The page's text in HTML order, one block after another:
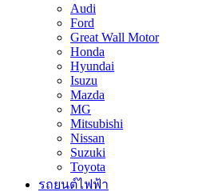
Audi
Ford
Great Wall Motor
Honda
Hyundai
Isuzu
Mazda
MG
Mitsubishi
Nissan
Suzuki
Toyota
รถยนต์ไฟฟ้า